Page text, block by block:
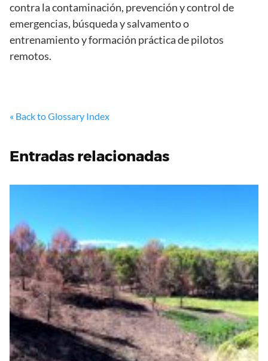
contra la contaminación, prevención y control de
emergencias, búsqueda y salvamento o
entrenamiento y formación práctica de pilotos
remotos.
« Back to Glossary Index
Entradas relacionadas